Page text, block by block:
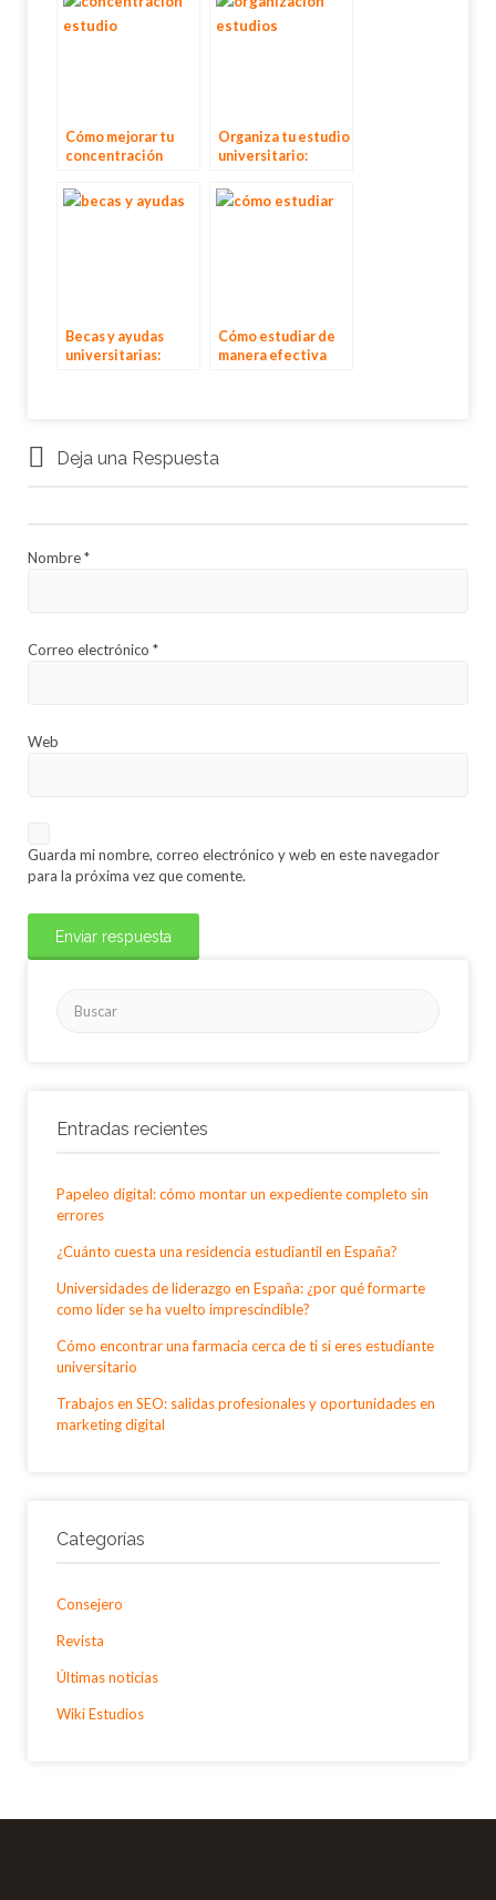
Cómo mejorar tu
concentración
estudios
universitarios
Organiza tu estudio
universitario:
técnicas útiles
Becas y ayudas
universitarias:
Cómo estudiar de
manera efectiva
Deja una Respuesta
Nombre*
Correo electrónico *
Web
Guarda mi nombre, correo electrónico y web en este navegador
para la próxima vez que comente.
Entradas recientes
Papeleo digital: cómo montar un expediente completo sin
errores
¿Cuánto cuesta una residencia estudiantil en España?
Universidades de liderazgo en España: ¿por qué formarte
como líder se ha vuelto imprescindible?
Cómo encontrar una farmacia cerca de ti si eres estudiante
universitario
Trabajos en SEO: salidas profesionales y oportunidades en
marketing digital
Categorías
Consejero
Revista
Últimas noticias
Wiki Estudios